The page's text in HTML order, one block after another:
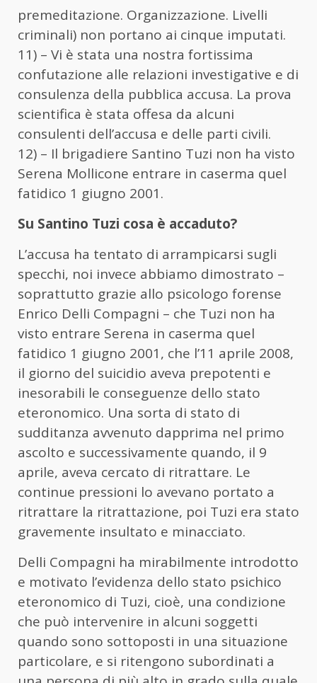
premeditazione. Organizzazione. Livelli
criminali) non portano ai cinque imputati.
11) – Vi è stata una nostra fortissima
confutazione alle relazioni investigative e di
consulenza della pubblica accusa. La prova
scientifica è stata offesa da alcuni
consulenti dell’accusa e delle parti civili.
12) – Il brigadiere Santino Tuzi non ha visto
Serena Mollicone entrare in caserma quel
fatidico 1 giugno 2001.
Su Santino Tuzi cosa è accaduto?
L’accusa ha tentato di arrampicarsi sugli
specchi, noi invece abbiamo dimostrato –
soprattutto grazie allo psicologo forense
Enrico Delli Compagni – che Tuzi non ha
visto entrare Serena in caserma quel
fatidico 1 giugno 2001, che l’11 aprile 2008,
il giorno del suicidio aveva prepotenti e
inesorabili le conseguenze dello stato
eteronomico. Una sorta di stato di
sudditanza avvenuto dapprima nel primo
ascolto e successivamente quando, il 9
aprile, aveva cercato di ritrattare. Le
continue pressioni lo avevano portato a
ritrattare la ritrattazione, poi Tuzi era stato
gravemente insultato e minacciato.
Delli Compagni ha mirabilmente introdotto
e motivato l’evidenza dello stato psichico
eteronomico di Tuzi, cioè, una condizione
che può intervenire in alcuni soggetti
quando sono sottoposti in una situazione
particolare, e si ritengono subordinati a